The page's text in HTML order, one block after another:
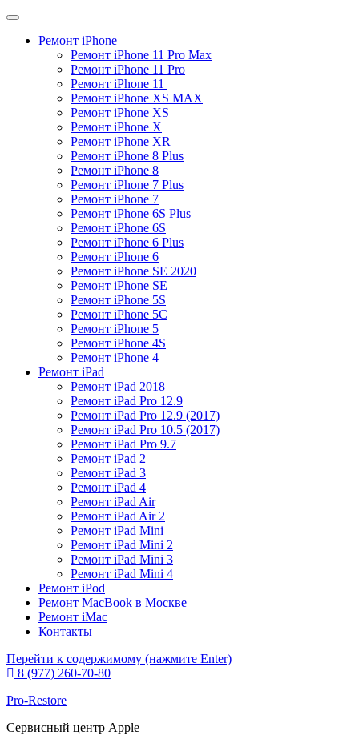
Ремонт iPhone
Ремонт iPhone 11 Pro Max
Ремонт iPhone 11 Pro​
Ремонт iPhone 11 ​
Ремонт iPhone XS MAX​
Ремонт iPhone XS​
Ремонт iPhone X​
Ремонт iPhone XR
Ремонт iPhone 8 Plus​
Ремонт iPhone 8
Ремонт iPhone 7 Plus
Ремонт iPhone 7
Ремонт iPhone 6S Plus
Ремонт iPhone 6S
Ремонт iPhone 6 Plus
Ремонт iPhone 6
Ремонт iPhone SE 2020​
Ремонт iPhone SE
Ремонт iPhone 5S
Ремонт iPhone 5C
Ремонт iPhone 5
Ремонт iPhone 4S
Ремонт iPhone 4
Ремонт iPad
Ремонт iPad 2018​
Ремонт iPad Pro 12.9​
Ремонт iPad Pro 12.9 (2017)​
Ремонт iPad Pro 10.5 (2017)​
Ремонт iPad Pro 9.7​
Ремонт iPad 2
Ремонт iPad 3
Ремонт iPad 4
Ремонт iPad Air
Ремонт iPad Air 2
Ремонт iPad Mini
Ремонт iPad Mini 2
Ремонт iPad Mini 3
Ремонт iPad Mini 4
Ремонт iPod
Ремонт MacBook в Москве
Ремонт iMac
Контакты
Перейти к содержимому (нажмите Enter)
8 (977) 260-70-80
Pro-Restore
Сервисный центр Apple